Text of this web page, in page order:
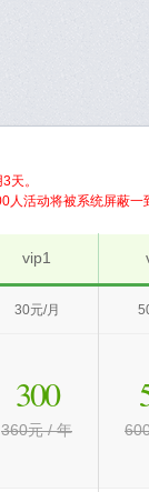
天。
活动将被系统屏蔽
vip1
30元/月
300
360元 / 年